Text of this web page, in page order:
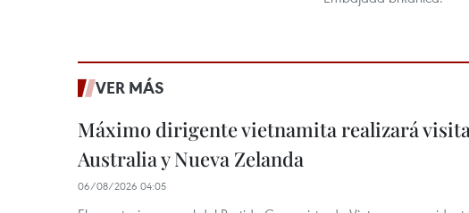
VER MÁS
Máximo dirigente vietnamita realizará
Australia y Nueva Zelanda
06/08/2026 04:05